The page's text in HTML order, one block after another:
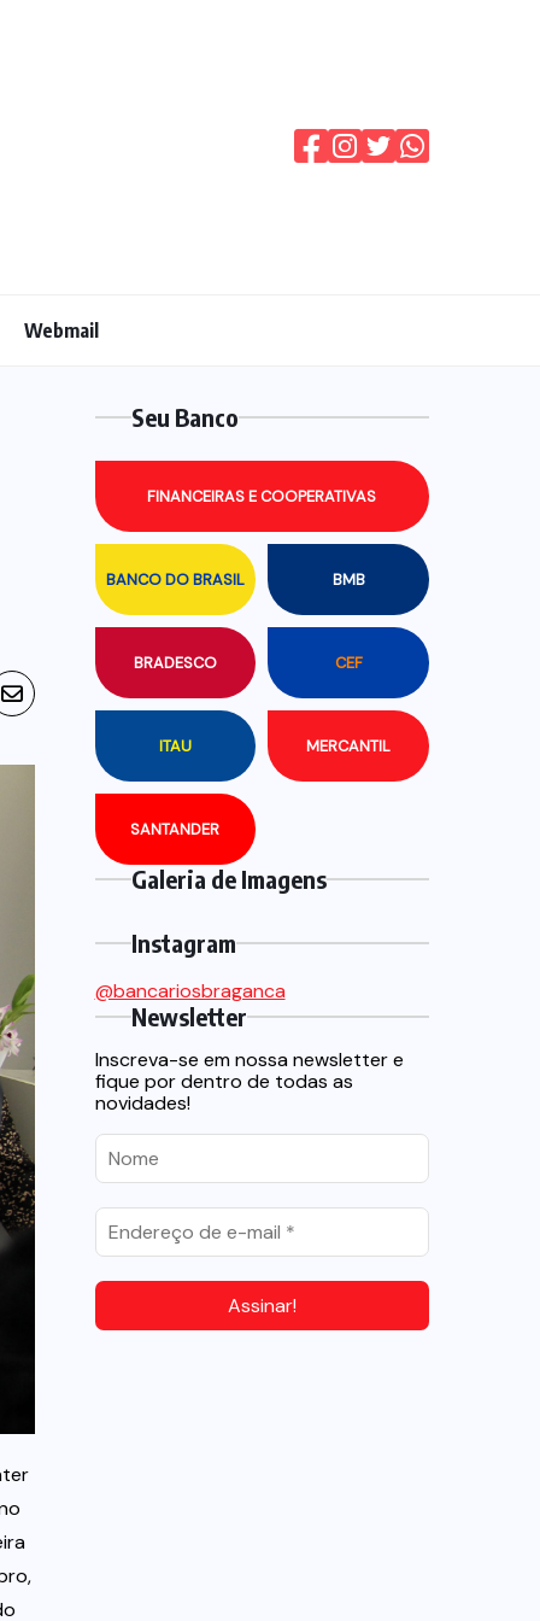
Webmail
Seu Banco
BANCO DO BRASIL BMB
BRADESCO CEF
FINANCEIRAS E COOPERATIVAS
ITAU MERCANTIL
SANTANDER
Galeria de Imagens
Instagram
@bancariosbraganca
Newsletter
Inscreva-se em nossa newsletter e
fique por dentro de todas as
novidades!